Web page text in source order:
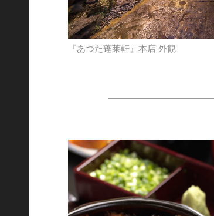
『あつた蓬莱軒』本店 外観